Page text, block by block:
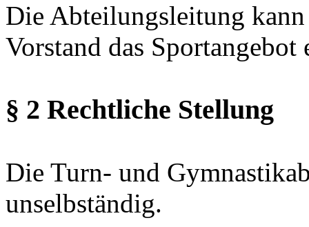
Die Abteilungsleitung
Vorstand das Sportangebot
§ 2 Rechtliche Stellung
Die Turn- und
unselbständig.